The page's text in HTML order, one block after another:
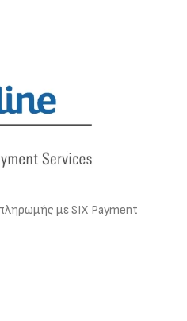
με SIX Payment